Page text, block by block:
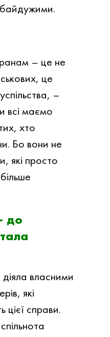
– це не
це
–
всі маємо
хто
Бо вони не
які просто
до
власними
які
цієї справи.